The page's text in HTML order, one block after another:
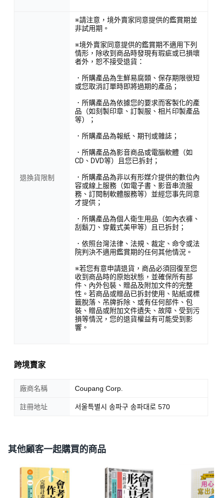
退換貨限制
※請注意，境外賣家同意提供的鑑賞期並
非試用期。
※境外賣家同意提供的鑑賞期不適用下列
情形，除收到商品時發現有瑕疵或已損壞
者外，恕不接受退貨：
．所購產品為生鮮易腐類、保存期限很短
或您取消訂單時即將過期的產品；
．所購產品為依據您的要求而客製化的產
品（如刻製印章、訂製服、相片印製產品
等）；
．所購產品為報紙、期刊或雜誌；
．所購產品為影音商品或電腦軟體（如
CD、DVD等）且您已拆封；
．所購產品為非以有形媒介提供的數位內
容或線上服務（如電子書、影音串流服
務、訂閱制軟體服務等）並經您事先同意
才提供；
．所購產品為個人衛生用品（如內衣褲、
刮鬍刀、穿戴式美甲等）且已拆封；
．依照台灣法律、法規、裁定、命令或法
院判決不適用鑑賞期的任何其他情況。
※若您有意申請退貨，商品必須回復至您
收到商品時的原始狀態，並確保所有部
件、內外包裝、贈品及附加文件的完整
性。若商品或贈品已拆封使用、貼紙或標
籤脫落、吊牌拆除、或有任何部件、包
裝、贈品或附加文件遺失、故障、受到污
損等情況，您的退貨權益有可能受到影
響。
跨境賣家
廠商名稱 Coupang Corp.
註冊地址 서울특별시 송파구 송파대로 570
其他顧客一起購買的商品